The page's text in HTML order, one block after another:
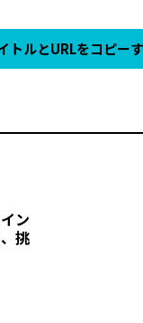
トルとURLをコピー
ン
挑